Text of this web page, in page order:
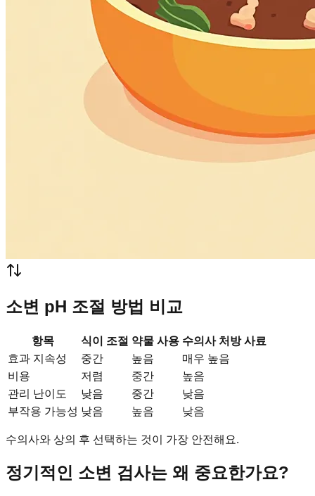
소변 pH 조절 방법 비교
항목 식이 조절 약물 사용 수의사 처방 사료
효과 지속성
중간 높음
매우 높음
비용
저렴 중간
높음
관리 난이도
낮음 중간
낮음
부작용 가능성 낮음 높음 낮음
수의사와 상의 후 선택하는 것이 가장 안전해요.
정기적인 소변 검사는 왜 중요한가요?